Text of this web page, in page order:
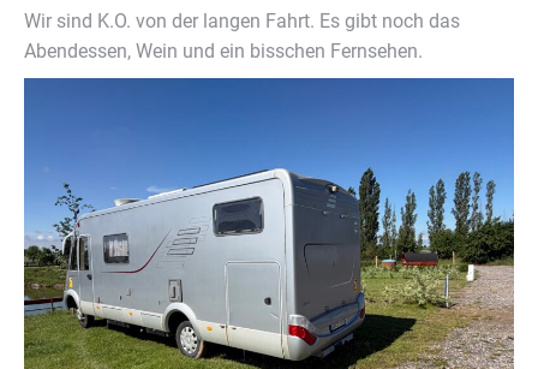
Wir sind K.O. von der langen Fahrt. Es gibt noch das
Abendessen, Wein und ein bisschen Fernsehen.